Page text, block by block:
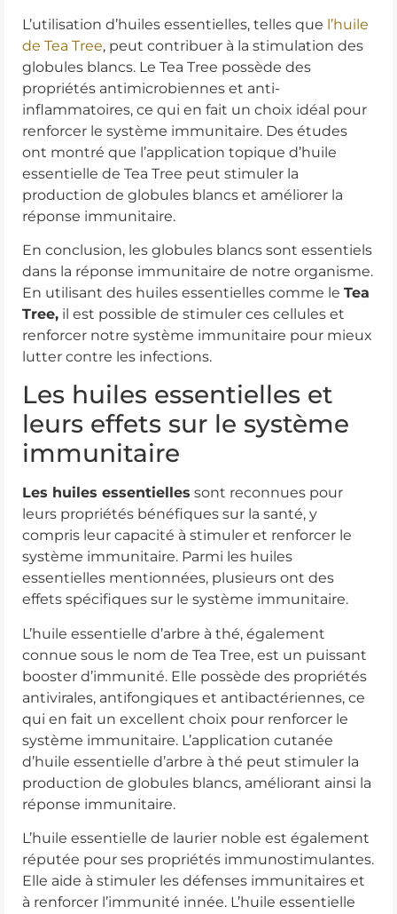
L’utilisation d’huiles essentielles, telles que l’huile
de Tea Tree, peut contribuer à la stimulation des
globules blancs. Le Tea Tree possède des
propriétés antimicrobiennes et anti-
inflammatoires, ce qui en fait un choix idéal pour
renforcer le système immunitaire. Des études
ont montré que l’application topique d’huile
essentielle de Tea Tree peut stimuler la
production de globules blancs et améliorer la
réponse immunitaire.
En conclusion, les globules blancs sont essentiels
dans la réponse immunitaire de notre organisme.
En utilisant des huiles essentielles comme le Tea
Tree, il est possible de stimuler ces cellules et
renforcer notre système immunitaire pour mieux
lutter contre les infections.
Les huiles essentielles et
leurs effets sur le système
immunitaire
Les huiles essentielles sont reconnues pour
leurs propriétés bénéfiques sur la santé, y
compris leur capacité à stimuler et renforcer le
système immunitaire. Parmi les huiles
essentielles mentionnées, plusieurs ont des
effets spécifiques sur le système immunitaire.
L’huile essentielle d’arbre à thé, également
connue sous le nom de Tea Tree, est un puissant
booster d’immunité. Elle possède des propriétés
antivirales, antifongiques et antibactériennes, ce
qui en fait un excellent choix pour renforcer le
système immunitaire. L’application cutanée
d’huile essentielle d’arbre à thé peut stimuler la
production de globules blancs, améliorant ainsi la
réponse immunitaire.
L’huile essentielle de laurier noble est également
réputée pour ses propriétés immunostimulantes.
Elle aide à stimuler les défenses immunitaires et
à renforcer l’immunité innée. L’huile essentielle